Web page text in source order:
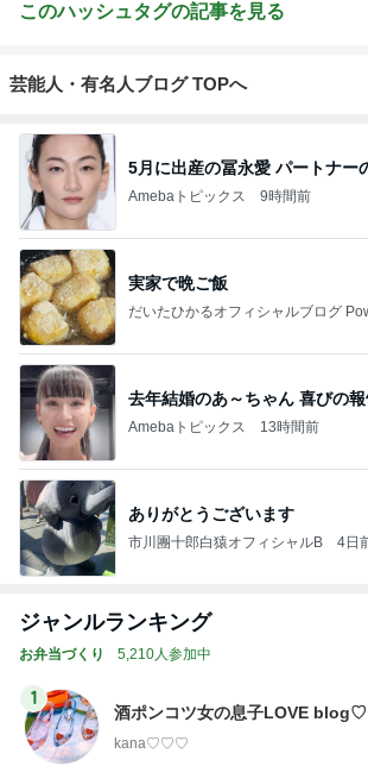
このハッシュタグの記事を見る
芸能人・有名人ブログ TOPへ
5月に出産の冨永愛 パートナー
Amebaトピックス 9時間前
実家で晩ご飯
だいたひかるオフィシャルブログ
去年結婚のあ～ちゃん 喜びの
Amebaトピックス 13時間前
ありがとうございます
市川團十郎白猿オフィシャルB 4日
ジャンルランキング
お弁当づくり 5,210人参加中
1
酒ポンコツ女の息子LOVE
kana♡♡♡